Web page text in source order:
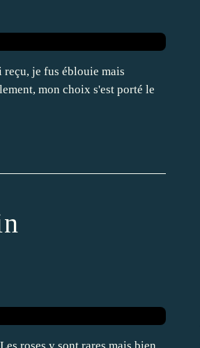
je fus éblouie mais
mon choix s'est porté le